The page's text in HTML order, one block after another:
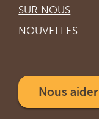
SUR NOUS
NOUVELLES
Nous aider